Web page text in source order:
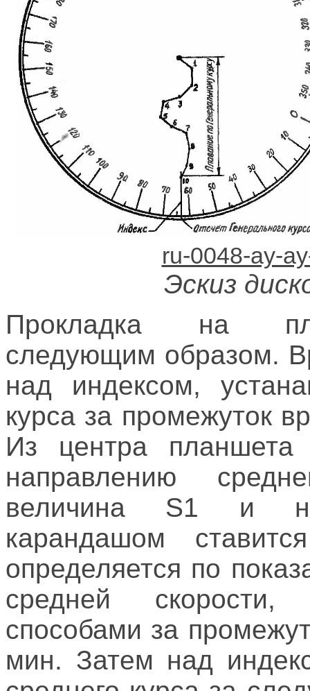
Эскиз
Прокладка на
следующим образом.
над индексом,
курса за промежуток
Из центра
направлению
величина S1 и на
карандашом
определяется по
средней скорости,
способами за
мин. Затем над